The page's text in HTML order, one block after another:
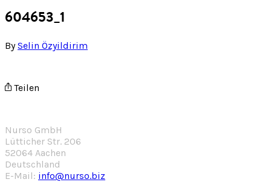
604653_1
BySelin Özyildirim
Teilen
Nurso GmbH
Lütticher Str. 206
52064 Aachen
Deutschland
E-Mail: info@nurso.biz